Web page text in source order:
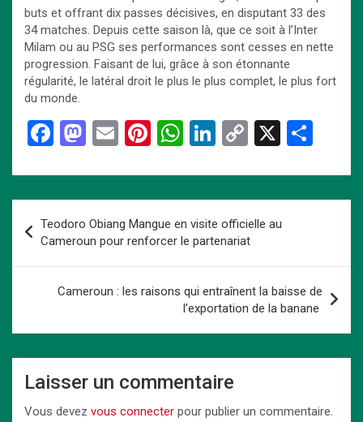
buts et offrant dix passes décisives, en disputant 33 des
34 matches. Depuis cette saison là, que ce soit à l’Inter
Milam ou au PSG ses performances sont cesses en nette
progression. Faisant de lui, grâce à son étonnante
régularité, le latéral droit le plus le plus complet, le plus fort
du monde.
F
ce
b
o
o
k
M
st
o
d
o
n
E
ail
Pi
er
t
W
at
A
p
p
Li
ke
dI
n
C
py
Li
n
k
X
ta
de
l’article
Teodoro Obiang Mangue en visite officielle au
Cameroun pour renforcer le partenariat
Cameroun : les raisons qui entraînent la baisse de
l’exportation de la banane
Laisser un commentaire
Vous devez vous connecter pour publier un commentaire.